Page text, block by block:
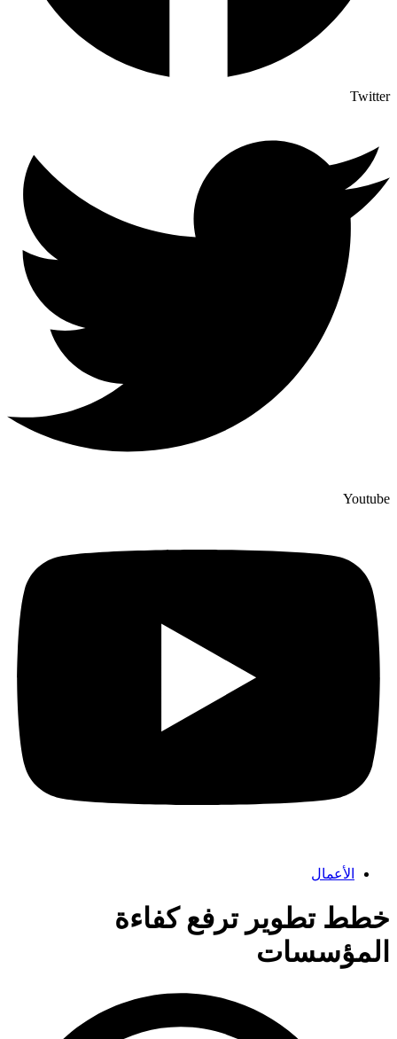
Twitter
Youtube
الأعمال
خطط تطوير ترفع كفاءة
المؤسسات